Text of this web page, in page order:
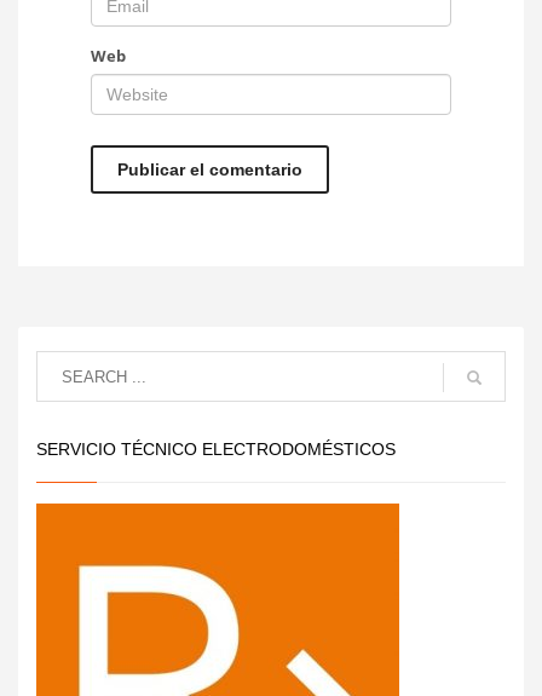
Web
SERVICIO TÉCNICO ELECTRODOMÉSTICOS